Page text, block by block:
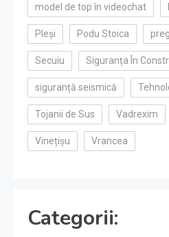
model de top în videochat
Pleși Podu Stoica
Secuiu Siguranța În
siguranță seismică
Tojanii de Sus Vadrexim
Vinețișu Vrancea
Categorii: